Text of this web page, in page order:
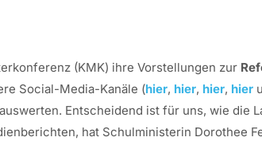
(KMK) ihre Vorstellungen zur
Social-Media-Kanäle (hier, hier, hier, hier
Entscheidend ist für uns, wie die
hat Schulministerin Dorothee